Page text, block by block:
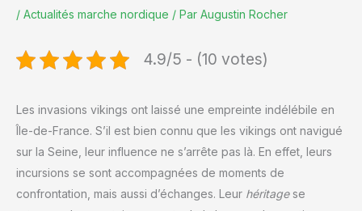
/ Actualités marche nordique / Par Augustin Rocher
4.9/5 - (10 votes)
Les invasions vikings ont laissé une empreinte indélébile en
Île-de-France. S’il est bien connu que les vikings ont navigué
sur la Seine, leur influence ne s’arrête pas là. En effet, leurs
incursions se sont accompagnées de moments de
confrontation, mais aussi d’échanges. Leur héritagese